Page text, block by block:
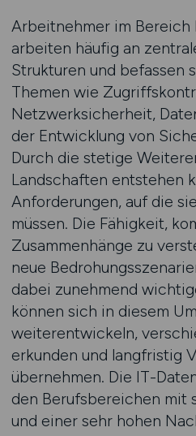
Arbeitnehmer im Bereich
arbeiten häufig an
Strukturen und befassen
Themen wie
Netzwerksicherheit,
der Entwicklung von
Durch die stetige
Landschaften entstehen
Anforderungen, auf die
müssen. Die Fähigkeit,
Zusammenhänge zu
neue
dabei zunehmend
können sich in diesem
weiterentwickeln,
erkunden und langfristig
übernehmen. Die IT-
den Berufsbereichen mit
und einer sehr hohen